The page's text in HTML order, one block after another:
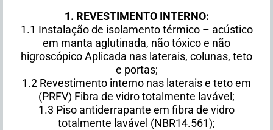
1. REVESTIMENTO INTERNO:
1.1 Instalação de isolamento térmico – acústico
em manta aglutinada, não tóxico e não
higroscópico Aplicada nas laterais, colunas, teto
e portas;
1.2 Revestimento interno nas laterais e teto em
(PRFV) Fibra de vidro totalmente lavável;
1.3 Piso antiderrapante em fibra de vidro
totalmente lavável (NBR14.561);